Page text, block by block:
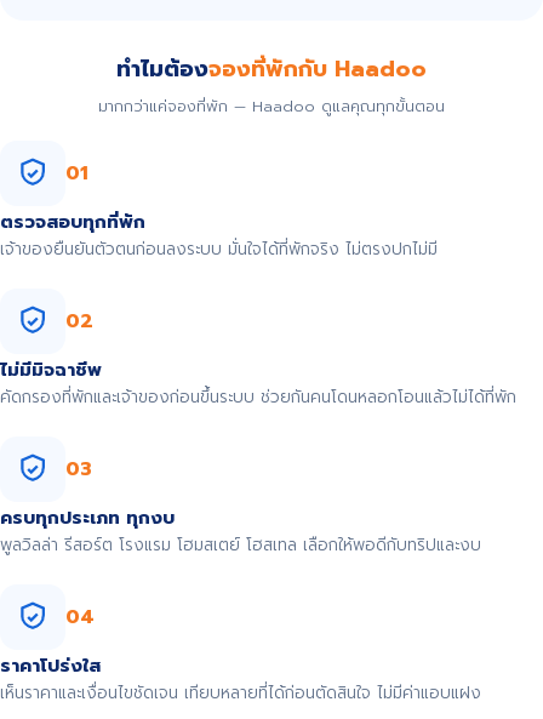
ทำไมต้องจองที่พักกับ Haadoo
มากกว่าแค่จองที่พัก — Haadoo ดูแลคุณทุกขั้นตอน
01
ตรวจสอบทุกที่พัก
เจ้าของยืนยันตัวตนก่อนลงระบบ มั่นใจได้ที่พักจริง ไม่ตรงปกไม่มี
02
ไม่มีมิจฉาชีพ
คัดกรองที่พักและเจ้าของก่อนขึ้นระบบ ช่วยกันคนโดนหลอกโอนแล้วไม่ได้ที่พัก
03
ครบทุกประเภท ทุกงบ
พูลวิลล่า รีสอร์ต โรงแรม โฮมสเตย์ โฮสเทล เลือกให้พอดีกับทริปและงบ
04
ราคาโปร่งใส
เห็นราคาและเงื่อนไขชัดเจน เทียบหลายที่ได้ก่อนตัดสินใจ ไม่มีค่าแอบแฝง